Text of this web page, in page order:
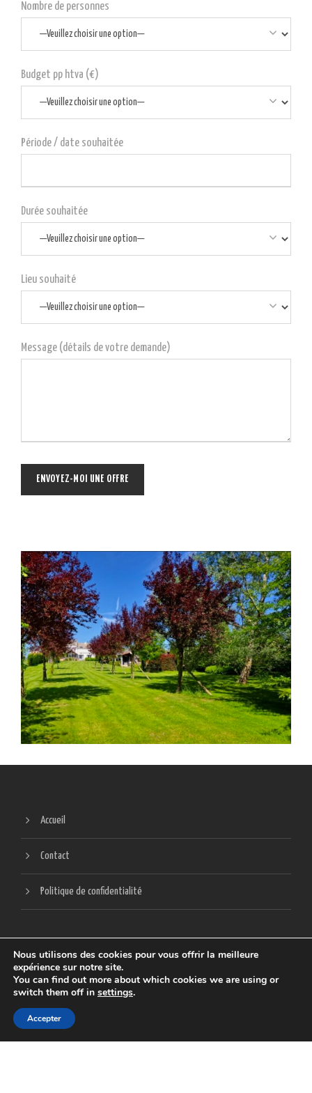
Nombre de personnes
Budget pp htva (€)
Période / date souhaitée
Durée souhaitée
Lieu souhaité
Message (détails de votre demande)
Accueil
Contact
Politique de confidentialité
Nous utilisons des cookies pour vous offrir la meilleure
expérience sur notre site.
You can find out more about which cookies we are using or
switch them off in settings.
Accepter